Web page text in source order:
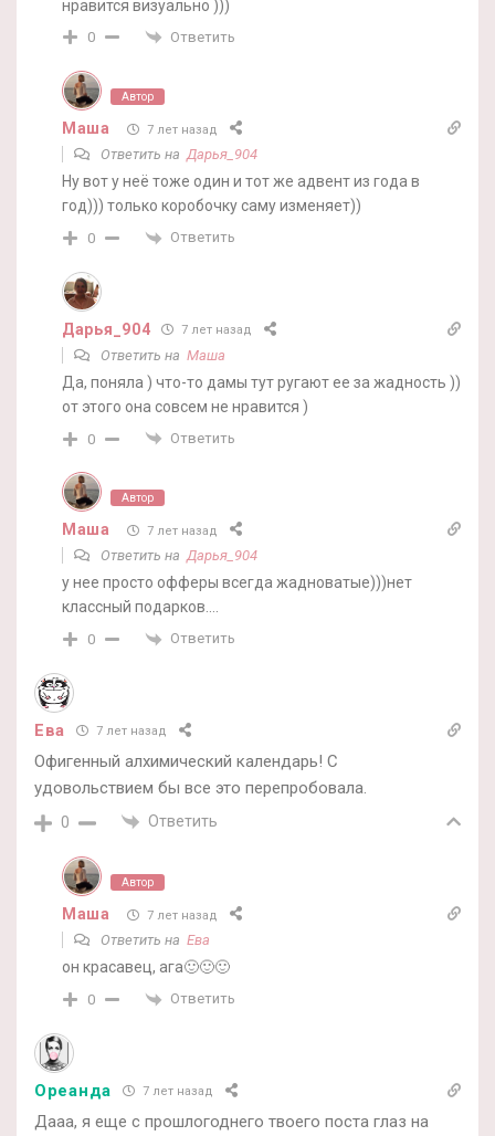
нравится визуально )))
0 Ответить
Автор
Маша 7 лет назад
Ответить наДарья_904
Ну вот у неё тоже один и тот же адвент из года в
год))) только коробочку саму изменяет))
0 Ответить
Дарья_904 7 лет назад
Ответить на Маша
Да, поняла ) что-то дамы тут ругают ее за жадность ))
от этого она совсем не нравится )
0 Ответить
Автор
Маша 7 лет назад
Ответить наДарья_904
у нее просто офферы всегда жадноватые)))нет
классный подарков….
0 Ответить
Ева 7 лет назад
Офигенный алхимический календарь! С
удовольствием бы все это перепробовала.
0 Ответить
Автор
Маша 7 лет назад
Ответить на Ева
он красавец, ага🙂🙂🙂
0 Ответить
Ореанда 7 лет назад
Дааа, я еще с прошлогоднего твоего поста глаз на